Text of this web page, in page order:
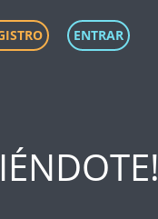
ENTRAR